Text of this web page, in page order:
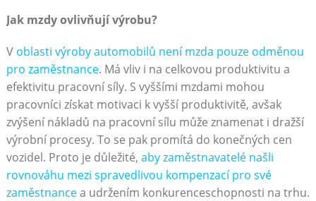
Jak⁢ mzdy ovlivňují výrobu?
V oblasti⁣ výroby automobilů‌ není mzda ‍pouze odměnou
pro zaměstnance. Má vliv i na celkovou produktivitu a
efektivitu pracovní síly. S vyššími mzdami mohou
pracovníci získat motivaci k vyšší produktivitě, avšak
zvýšení nákladů na pracovní sílu může znamenat i dražší
výrobní procesy. ⁣To se pak promítá do konečných cen
⁢vozidel. Proto je důležité, aby zaměstnavatelé našli
rovnováhu mezi spravedlivou kompenzací pro ‍své
zaměstnancea udržením konkurenceschopnosti na trhu.